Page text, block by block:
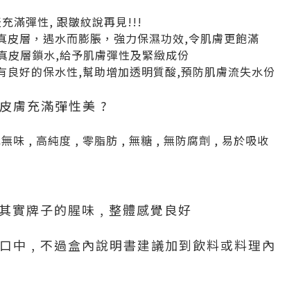
滿彈性, 跟皺紋說再見!!!
皮層，遇水而膨脹，強力保濕功效,令肌膚更飽滿
皮層鎖水,給予肌膚彈性及緊緻成份
良好的保水性,幫助增加透明質酸,預防肌膚流失水份
膚充滿彈性美 ?
味 , 高純度 , 零脂肪 , 無糖 , 無防腐劑 , 易於吸收
實牌子的腥味 , 整體感覺良好
中 , 不過盒內說明書建議加到飲料或料理內